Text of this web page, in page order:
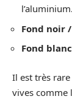
l’aluminium.
Fond noir
Fond
Il est très
vives comme